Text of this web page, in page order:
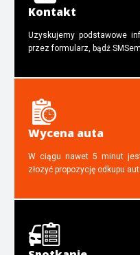
Kontakt
Uzyskujemy podstawowe
przez formularz, bądź
Wycena auta
W ciągu nawet 5 minut
złozyć propozycję odkupu